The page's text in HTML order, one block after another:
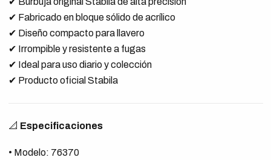
✔ Fabricado en bloque sólido de acrílico
✔ Diseño compacto para llavero
✔ Irrompible y resistente a fugas
✔ Ideal para uso diario y colección
✔ Producto oficial Stabila
📐 Especificaciones
• Modelo: 76370